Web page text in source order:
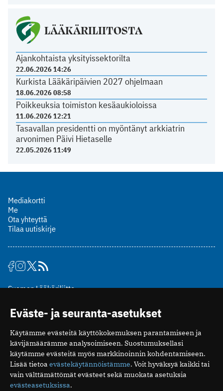
LÄÄKÄRILIITOSTA
Ajankohtaista yksityissektorilta
22.06.2026 14:26
Kurkista Lääkäripäivien 2027 ohjelmaan
18.06.2026 08:58
Poikkeuksia toimiston kesäaukioloissa
11.06.2026 12:21
Tasavallan presidentti on myöntänyt arkkiatrin
arvonimen Päivi Hietaselle
22.05.2026 11:49
Mediakortti
Me
Ota yhteyttä
Tilaa uutiskirje
Suomen Lääkäriliitto
00510 Helsinki
puh. (09) 393 091
toimitus@potilaanlaakarilehti.fi
ISSN 2323-9476
Eväste- ja seuranta-asetukset
Käytämme evästeitä käyttökokemuksen parantamiseen ja
kävijämäärämme analysoimiseen. Suostumuksellasi
käytämme evästeitä myös markkinoinnin kohdentamiseen.
Lisää tietoa evästekäytännöistämme. Voit hyväksyä kaikki tai
vain välttämättömät evästeet sekä muokata asetuksia
evästeasetuksissa.